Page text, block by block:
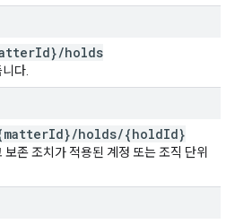
Id}/holds
다.
Id}/holds/{holdId}
존 조치가 적용된 계정 또는 조직 단위